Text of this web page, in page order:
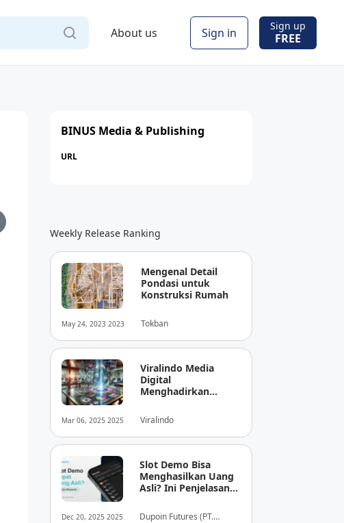
About us Sign in Sign up
FREE
BINUS Media & Publishing
URL
Weekly Release Ranking
May 24, 2023 2023
Mengenal Detail
Pondasi untuk
Konstruksi Rumah
Tokban
Mar 06, 2025 2025
Viralindo Media
Digital
Menghadirkan
Dunia Media Digital
Indonesia
Viralindo
Dec 20, 2025 2025
Slot Demo Bisa
Menghasilkan Uang
Asli? Ini Penjelasan
Dupoin Futures (PT.